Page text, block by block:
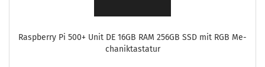
Raspber­ry Pi 500+ Unit DE 16GB RAM 256GB SSD mit RGB Me­
cha­nik­tas­ta­tur